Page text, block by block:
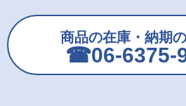
商品の在庫・納期
☎︎06-6375-